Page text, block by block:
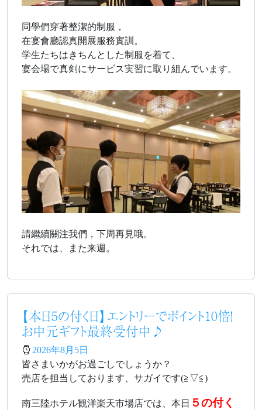
同學們穿著整潔的制服，
在宴會廳認真開展服務實訓。
学生たちはきちんとした制服を着て、
宴会場で真剣にサービス実習に取り組んでいます。
請繼續關注我們，下周再見哦。
それでは、また来週。
【本日5の付く日】エントリーでポイント10倍！
お中元ギフト最終受付中♪
2026年8月5日
皆さまいかがお過ごしでしょうか？
売店を担当しております、サガイです(≧▽≦)
南三陸ホテル観洋楽天市場店では、本日 ５の付く